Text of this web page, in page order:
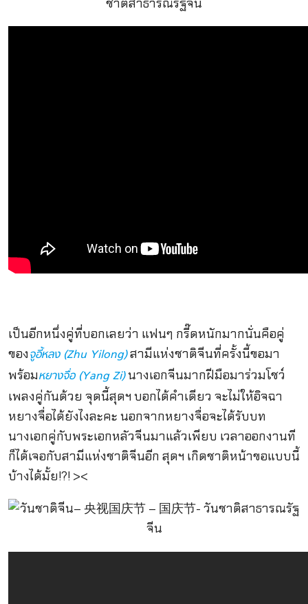
เป็นอีกหนึ่งคู่ที่บอกเลยว่า แฟนๆ กรี๊ดหนักมากนั่นคือคู่
ของจูอี้หลง (Zhu Yilong)สามีแห่งชาติจีนที่ครั้งนี้ขอมา
พร้อมหยางจื่อ (Yang Zi)นางเอกจีนมากฝีมือมาร่วมโชว์
เพลงคู่กันด้วย จุดนี้สุดฯ บอกได้คำเดียว จะไม่ให้อิจฉา
หยางจื่อได้ยังไงละคะ นอกจากหยางจื่อจะได้รับบท
นางเอกคู่กับพระเอกหลัวจีนมาแล้วเพียบ เวลาออกงานที
ก็ได้เจอกับสามีแห่งชาติจีนอีก สุดฯ เกิดชาติหน้าขอแบบนี้
บ้างได้มั้ย!?! ><